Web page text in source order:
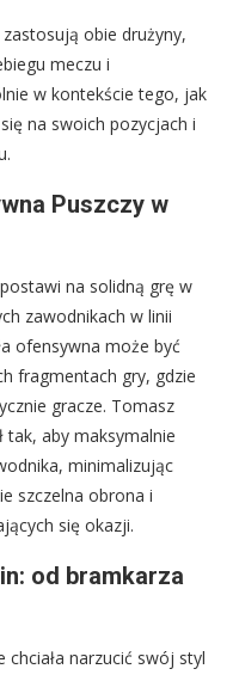
obie drużyny,
meczu i
w kontekście tego, jak
na swoich pozycjach i
Puszczy w
na solidną grę w
zawodnikach w linii
ofensywna może być
fragmentach gry, gdzie
gracze. Tomasz
tak, aby maksymalnie
minimalizując
szczelna obrona i
się okazji.
od bramkarza
chciała narzucić swój styl